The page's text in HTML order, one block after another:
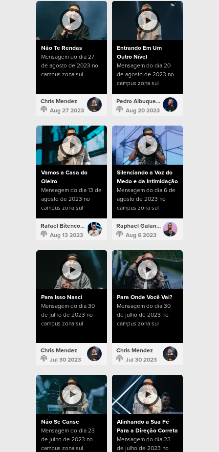
Não Te Rendas
Mensagem do dia 27
de agosto de 2023 no
campus zona sul
Chris Mendez
Aug 27 2023
Entrando Em Um
Outro Nível
Mensagem do dia 20
de agosto de 2023 no
campus zona sul
Pedro Albuquerque
Aug 20 2023
Vamos a Casa do
Oleiro
Mensagem do dia 13 de
agosto de 2023 no
campus zona sul
Rafael Bitencourt
Aug 13 2023
Silenciando a Voz do
Medo e da Intimidação
Mensagem do dia 6 de
agosto de 2023 no
campus zona sul
Raphael Galante
Aug 6 2023
Para Isso Nasci
Mensagem do dia 30
de julho de 2023 no
campus zona sul
Chris Mendez
Jul 30 2023
Para Onde Você Vai?
Mensagem do dia 30
de julho de 2023 no
campus zona sul
Chris Mendez
Jul 30 2023
Não Se Canse
Mensagem do dia 23
de julho de 2023 no
campus zona sul
Alinhando a Sua Fé
Para a Direção Correta
Mensagem do dia 23
de julho de 2023 no